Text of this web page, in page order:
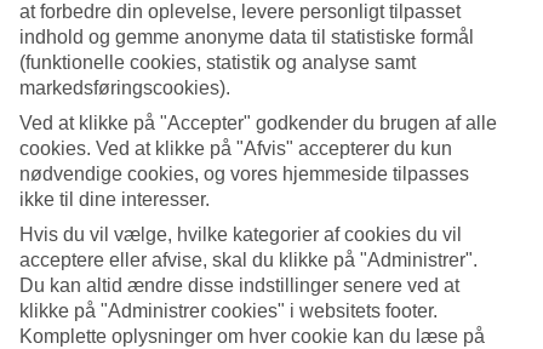
ALLE FLYBILLETTER TUR/RETUR
Vær obs på, at prisen kan ændre sig frem til rejsen er bestilt.
FLYBILLETTER FRA DANMARK - ONEWAY
Vær obs på, at prisen kan ændre sig frem til rejsen er bestilt.
Spørgsmål omkring flybilletter
Har TUI billige flybilletter?
at forbedre din oplevelse, levere personligt tilpasset
indhold og gemme anonyme data til statistiske formål
(funktionelle cookies, statistik og analyse samt
markedsføringscookies).
Ved at klikke på "Accepter" godkender du brugen af alle
cookies. Ved at klikke på "Afvis" accepterer du kun
nødvendige cookies, og vores hjemmeside tilpasses
ikke til dine interesser.
Hvis du vil vælge, hvilke kategorier af cookies du vil
acceptere eller afvise, skal du klikke på "Administrer".
Du kan altid ændre disse indstillinger senere ved at
klikke på "Administrer cookies" i websitets footer.
Komplette oplysninger om hver cookie kan du læse på